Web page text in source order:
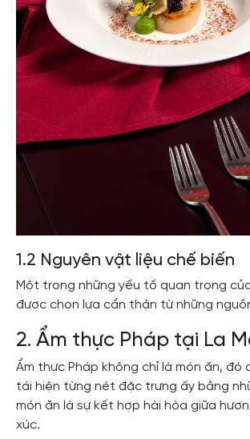
1.2 Nguyên vật liệu chế biến
Một trong những yếu tố quan trọng
được chọn lựa cẩn thận từ những
2. Ẩm thực Pháp tại La
Ẩm thực Pháp không chỉ là món ăn,
tái hiện từng nét đặc trưng ấy bằng
món ăn là sự kết hợp hài hòa giữa
xúc.